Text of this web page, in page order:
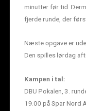
minutter før tid.
fjerde runde, der
Næste opgave er
Den spilles lørdag
Kampen i tal:
DBU Pokalen, 3.
19.00 på Spar Nord